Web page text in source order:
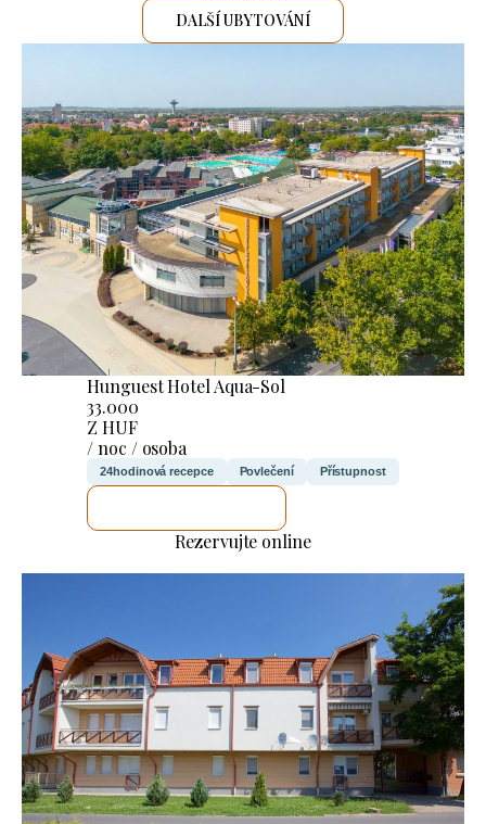
DALŠÍ UBYTOVÁNÍ
Hunguest Hotel Aqua-Sol
33.000
Z HUF
/ noc / osoba
24hodinová recepce Povlečení Přístupnost
Rezervujte online